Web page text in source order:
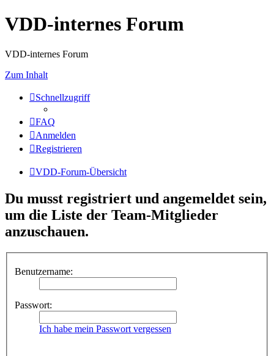
VDD-internes Forum
VDD-internes Forum
Zum Inhalt
Schnellzugriff
FAQ
Anmelden
Registrieren
VDD-Forum-Übersicht
Du musst registriert und angemeldet sein,
um die Liste der Team-Mitglieder
anzuschauen.
Benutzername:
Passwort:
Ich habe mein Passwort vergessen